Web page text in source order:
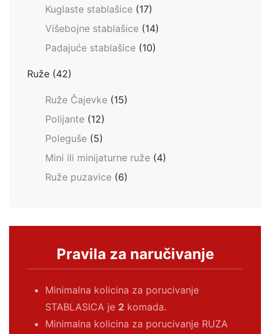
Kuglaste stablašice (17)
Višebojne stablašice (14)
Padajuće stablašice (10)
Ruže (42)
Ruže Čajevke (15)
Polijante (12)
Poleguše (5)
Mini ili minijaturne ruže (4)
Ruže puzavice (6)
Pravila za naručivanje
Minimalna kolicina za porucivanje
STABLASICA je 2 komada.
Minimalna kolicina za porucivanje RUZA